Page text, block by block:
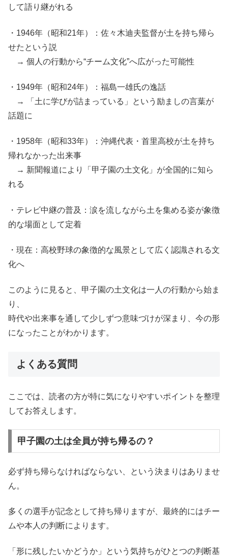
して語り継がれる
・1946年（昭和21年）：佐々木迪夫監督が土を持ち帰ら
せたという説
→ 個人の行動から“チーム文化”へ広がった可能性
・1949年（昭和24年）：福島一雄氏の逸話
→ 「土に学びが詰まっている」という励ましの言葉が
話題に
・1958年（昭和33年）：沖縄代表・首里高校が土を持ち
帰れなかった出来事
→ 新聞報道により「甲子園の土文化」が全国的に知ら
れる
・テレビ中継の普及：涙を流しながら土を集める姿が象徴
的な場面として定着
・現在：高校野球の象徴的な風景として広く認識される文
化へ
このように見ると、甲子園の土文化は一人の行動から始ま
り、
時代や出来事を通して少しずつ意味づけが深まり、今の形
になったことがわかります。
よくある質問
ここでは、読者の方が特に気になりやすいポイントを整理
してお答えします。
甲子園の土は全員が持ち帰るの？
必ず持ち帰らなければならない、という決まりはありませ
ん。
多くの選手が記念として持ち帰りますが、最終的にはチー
ムや本人の判断によります。
「形に残したいかどうか」という気持ちがひとつの判断基